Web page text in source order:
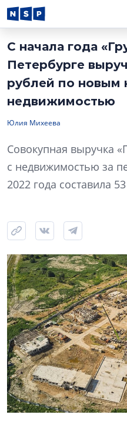
С начала года
Петербурге
рублей по новым
недвижимостью
Юлия Михеева
Совокупная выручка
с недвижимостью за
2022 года составила